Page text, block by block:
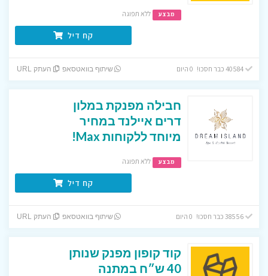
מבצע ללא תפוגה
קח דיל
40584 כבר חסכו! 0 היום שיתוף בוואטסאפ העתק URL
חבילה מפנקת במלון
דרים איילנד במחיר
מיוחד ללקוחות Max!
מבצע ללא תפוגה
קח דיל
38556 כבר חסכו! 0 היום שיתוף בוואטסאפ העתק URL
קוד קופון מפנק שנותן
40 ש״ח במתנה